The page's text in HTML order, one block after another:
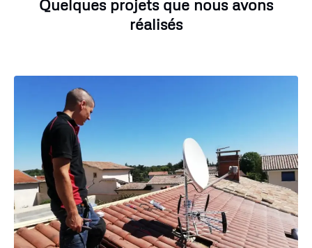
Quelques projets que nous avons
réalisés